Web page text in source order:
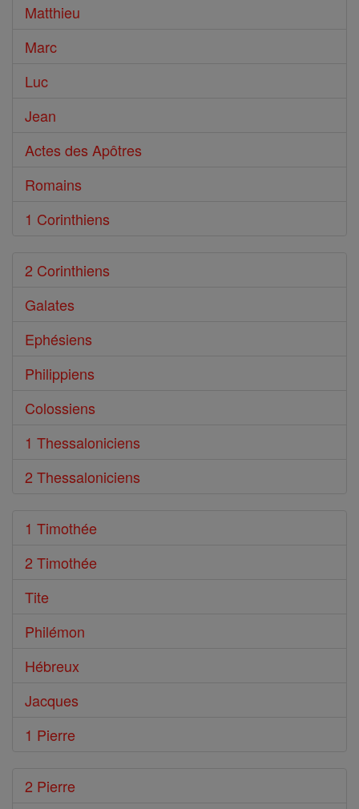
Bible
Matthieu
Marc
Luc
Jean
Actes des Apôtres
Romains
1 Corinthiens
2 Corinthiens
Galates
Ephésiens
Philippiens
Colossiens
1 Thessaloniciens
2 Thessaloniciens
1 Timothée
2 Timothée
Tite
Philémon
Hébreux
Jacques
1 Pierre
2 Pierre